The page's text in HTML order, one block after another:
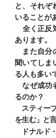
と、それぞ
いることが
全く正反
あります。
また自分
聞いてしま
る人も多い
なぜ成功
るのか？
スティー
を生む」と言
ドナルド